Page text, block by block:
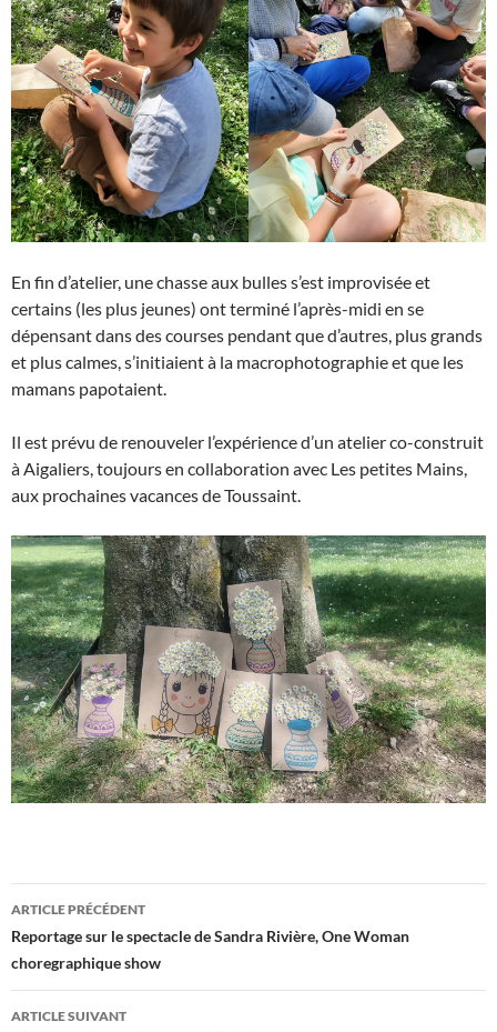
En fin d’atelier, une chasse aux bulles s’est improvisée et
certains (les plus jeunes) ont terminé l’après-midi en se
dépensant dans des courses pendant que d’autres, plus grands
et plus calmes, s’initiaient à la macrophotographie et que les
mamans papotaient.
Il est prévu de renouveler l’expérience d’un atelier co-construit
à Aigaliers, toujours en collaboration avec Les petites Mains,
aux prochaines vacances de Toussaint.
Navigation
des
articles
ARTICLE PRÉCÉDENT
Reportage sur le spectacle de Sandra Rivière, One Woman
choregraphique show
ARTICLE SUIVANT